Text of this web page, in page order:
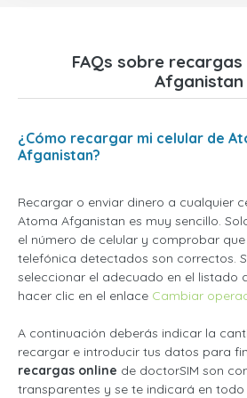
FAQs sobre
Afganistan
¿Cómo recargar mi celular de
Afganistan?
Recargar o enviar dinero a cualquier
Atoma Afganistan es muy sencillo.
el número de celular y comprobar
telefónica detectados son correctos.
seleccionar el adecuado en el listado
hacer clic en el enlace Cambiar
A continuación deberás indicar la
recargar e introducir tus datos para
recargas online de doctorSIM son
transparentes y se te indicará en